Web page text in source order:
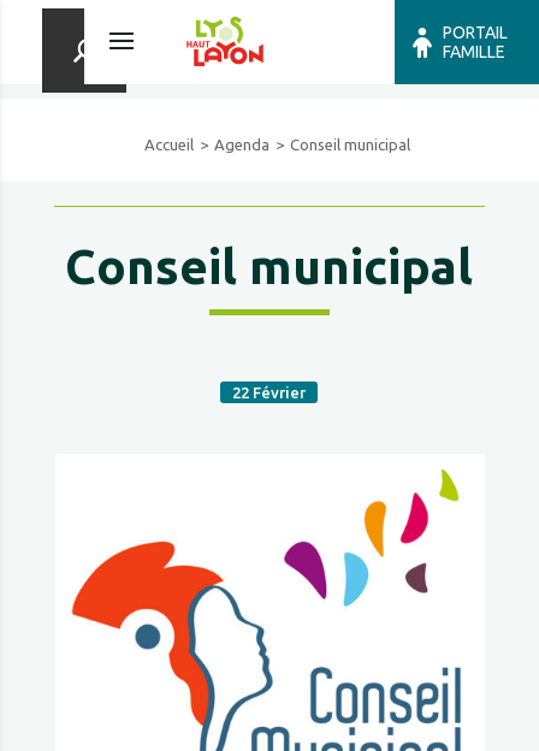
PORTAIL
FAMILLE
Accueil Agenda Conseil municipal
Conseil municipal
22 Février